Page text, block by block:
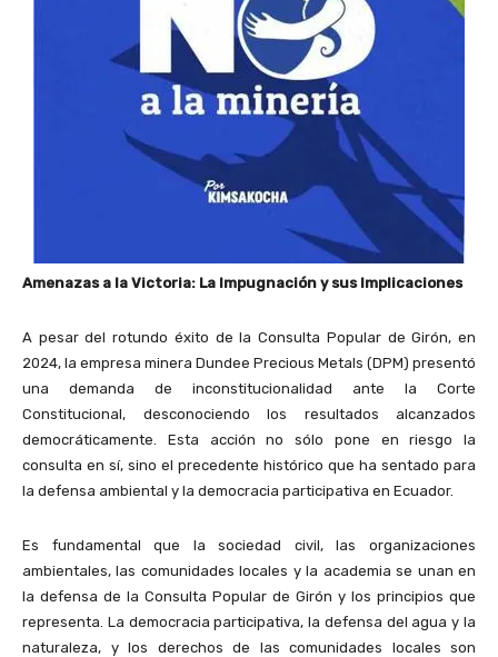
Amenazas a la Victoria: La Impugnación y sus Implicaciones
A pesar del rotundo éxito de la Consulta Popular de Girón, en
2024, la empresa minera Dundee Precious Metals (DPM) presentó
una demanda de inconstitucionalidad ante la Corte
Constitucional, desconociendo los resultados alcanzados
democráticamente. Esta acción no sólo pone en riesgo la
consulta en sí, sino el precedente histórico que ha sentado para
la defensa ambiental y la democracia participativa en Ecuador.
Es fundamental que la sociedad civil, las organizaciones
ambientales, las comunidades locales y la academia se unan en
la defensa de la Consulta Popular de Girón y los principios que
representa. La democracia participativa, la defensa del agua y la
naturaleza, y los derechos de las comunidades locales son